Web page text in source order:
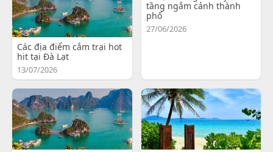
Các địa điểm cắm trại hot
hit tại Đà Lạt
13/07/2026
tầng ngắm cảnh thành
phố
27/06/2026